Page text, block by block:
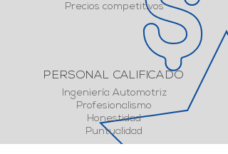
Precios competitivos
PERSONAL CALIFICADO
Ingeniería Automotriz
Profesionalismo
Honestidad
Puntualidad